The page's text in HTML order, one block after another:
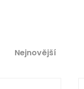
Nejnovější